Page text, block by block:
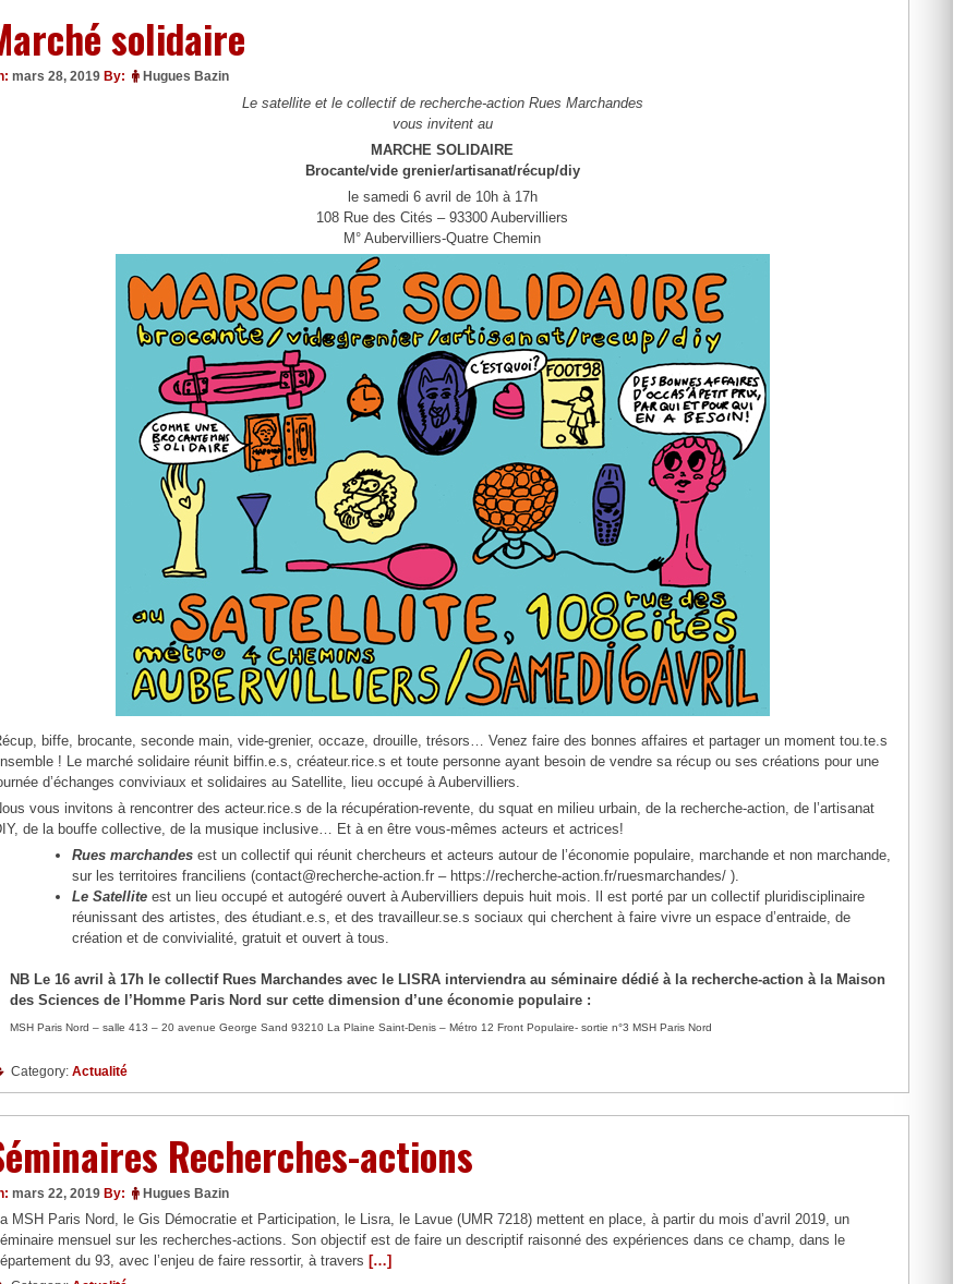
solidaire
mars 28, 2019 By: Hugues Bazin
Le satellite et le collectif de recherche-action Rues Marchandes
vous invitent au
MARCHE SOLIDAIRE
Brocante/vide grenier/artisanat/récup/diy
le samedi 6 avril de 10h à 17h
108 Rue des Cités – 93300 Aubervilliers
M° Aubervilliers-Quatre Chemin
biffe, brocante, seconde main, vide-grenier, occaze, drouille, trésors… Venez faire des bonnes affaires et partager un moment tou.te.s
! Le marché solidaire réunit biffin.e.s, créateur.rice.s et toute personne ayant besoin de vendre sa récup ou ses créations pour une
d’échanges conviviaux et solidaires au Satellite, lieu occupé à Aubervilliers.
vous invitons à rencontrer des acteur.rice.s de la récupération-revente, du squat en milieu urbain, de la recherche-action, de l’artisanat
de la bouffe collective, de la musique inclusive… Et à en être vous-mêmes acteurs et actrices!
Rues marchandesest un collectif qui réunit chercheurs et acteurs autour de l’économie populaire, marchande et non marchande,
sur les territoires franciliens (contact@recherche-action.fr – https://recherche-action.fr/ruesmarchandes/ ).
Le Satellite est un lieu occupé et autogéré ouvert à Aubervilliers depuis huit mois. Il est porté par un collectif pluridisciplinaire
réunissant des artistes, des étudiant.e.s, et des travailleur.se.s sociaux qui cherchent à faire vivre un espace d’entraide, de
création et de convivialité, gratuit et ouvert à tous.
NB Le 16 avril à 17h le collectif Rues Marchandes avec le LISRA interviendra au séminaire dédié à la recherche-action à la Maison
des Sciences de l’Homme Paris Nord sur cette dimension d’une économie populaire :
MSH Paris Nord – salle 413 – 20 avenue George Sand 93210 La Plaine Saint-Denis – Métro 12 Front Populaire- sortie n°3 MSH Paris Nord
Category: Actualité
Recherches-actions
mars 22, 2019 By: Hugues Bazin
MSH Paris Nord, le Gis Démocratie et Participation, le Lisra, le Lavue (UMR 7218) mettent en place, à partir du mois d’avril 2019, un
mensuel sur les recherches-actions. Son objectif est de faire un descriptif raisonné des expériences dans ce champ, dans le
du 93, avec l’enjeu de faire ressortir, à travers[…]